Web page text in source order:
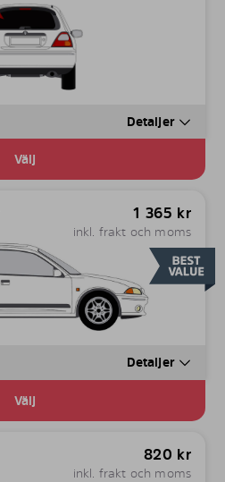
Detaljer
Välj
1 365 kr
inkl. frakt och moms
Detaljer
Välj
820 kr
inkl. frakt och moms